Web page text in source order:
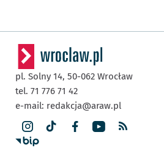
pl. Solny 14, 50-062 Wrocław
tel. 71 776 71 42
e-mail: redakcja@araw.pl